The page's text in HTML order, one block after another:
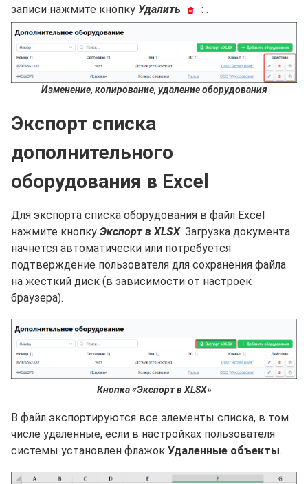
записи нажмите кнопку Удалить : .
Изменение, копирование, удаление оборудования
Экспорт списка
дополнительного
оборудования в Excel
Для экспорта списка оборудования в файл Excel
нажмите кнопку Экспорт в XLSX. Загрузка документа
начнется автоматически или потребуется
подтверждение пользователя для сохранения файла
на жесткий диск (в зависимости от настроек
браузера).
Кнопка «Экспорт в XLSX»
В файл экспортируются все элементы списка, в том
числе удаленные, если в настройках пользователя
системы установлен флажок Удаленные объекты.